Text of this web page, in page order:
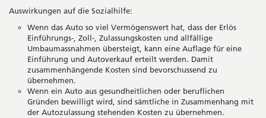
Auswirkungen auf die Sozialhilfe:
Wenn das Auto so viel Vermögenswert hat, dass der Erlös
Einführungs-, Zoll-, Zulassungskosten und allfällige
Umbaumassnahmen übersteigt, kann eine Auflage für eine
Einführung und Autoverkauf erteilt werden. Damit
zusammenhängende Kosten sind bevorschussend zu
übernehmen.
Wenn ein Auto aus gesundheitlichen oder beruflichen
Gründen bewilligt wird, sind sämtliche in Zusammenhang mit
der Autozulassung stehenden Kosten zu übernehmen.